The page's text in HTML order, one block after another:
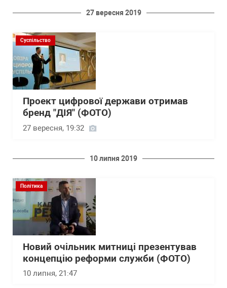
27 вересня 2019
Суспільство
Проект цифрової держави отримав
бренд "ДІЯ" (ФОТО)
27 вересня, 19:32
10 липня 2019
Політика
Новий очільник митниці презентував
концепцію реформи служби (ФОТО)
10 липня, 21:47